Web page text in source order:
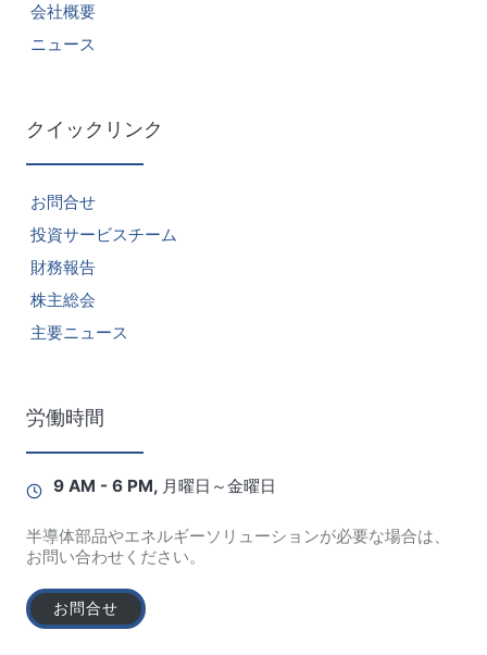
会社概要
ニュース
クイックリンク
お問合せ
投資サービスチーム
財務報告
株主総会
主要ニュース
労働時間
9 AM - 6 PM, 月曜日～金曜日
半導体部品やエネルギーソリューションが必要な場合は、
お問い合わせください。
お問合せ